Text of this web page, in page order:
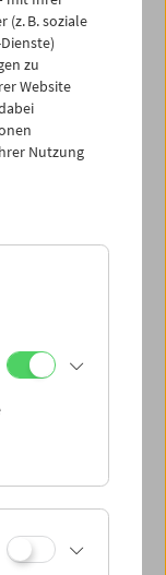
B. soziale
zu
Website
Nutzung